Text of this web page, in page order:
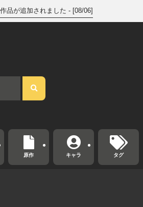
品が追加されました - [08/06]
原作 キャラ タグ